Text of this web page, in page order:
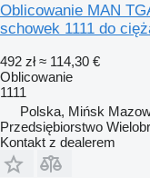
Oblicowanie MAN
schowek 1111 do
492 zł ≈ 114,30 €
Oblicowanie
1111
Polska, Mińsk
Przedsiębiorstwo
Kontakt z dealerem